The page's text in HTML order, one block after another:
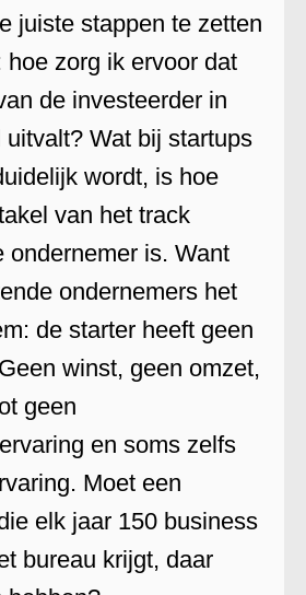
juiste stappen te zetten
hoe zorg ik ervoor dat
de investeerder in
uitvalt? Wat bij startups
wordt, is hoe
van het track
ondernemer is. Want
ondernemers het
de starter heeft geen
winst, geen omzet,
geen
en soms zelfs
Moet een
elk jaar 150 business
bureau krijgt, daar